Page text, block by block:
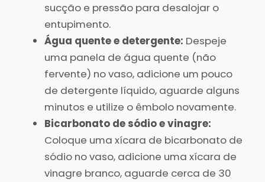
sucção e pressão para desalojar o
entupimento.
Água quente e detergente: Despeje
uma panela de água quente (não
fervente) no vaso, adicione um pouco
de detergente líquido, aguarde alguns
minutos e utilize o êmbolo novamente.
Bicarbonato de sódio e vinagre:
Coloque uma xícara de bicarbonato de
sódio no vaso, adicione uma xícara de
vinagre branco, aguarde cerca de 30